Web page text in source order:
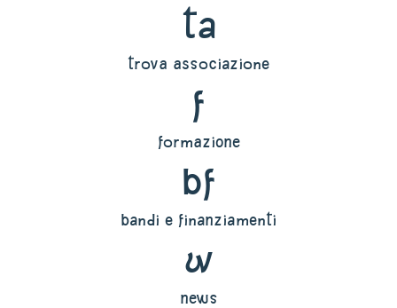
ta
trova associazione
f
formazione
bf
bandi e finanziamenti
w
news